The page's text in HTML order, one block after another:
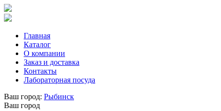
Главная
Каталог
О компании
Заказ и доставка
Контакты
Лабораторная посуда
Ваш город: Рыбинск
Ваш город